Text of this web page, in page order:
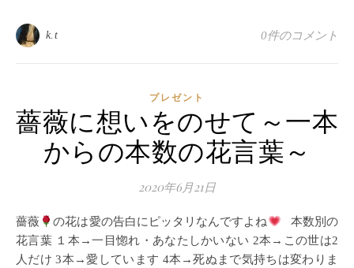
k.t 0件のコメント
プレゼント
薔薇に想いをのせて～一本
からの本数の花言葉～
2020年6月21日
薔薇 の花は愛の告白にピッタリなんですよね
本数別の
花言葉 １本→一目惚れ・あなたしかいない 2本→この世は2
人だけ 3本→愛しています 4本→死ぬまで気持ちは変わりま